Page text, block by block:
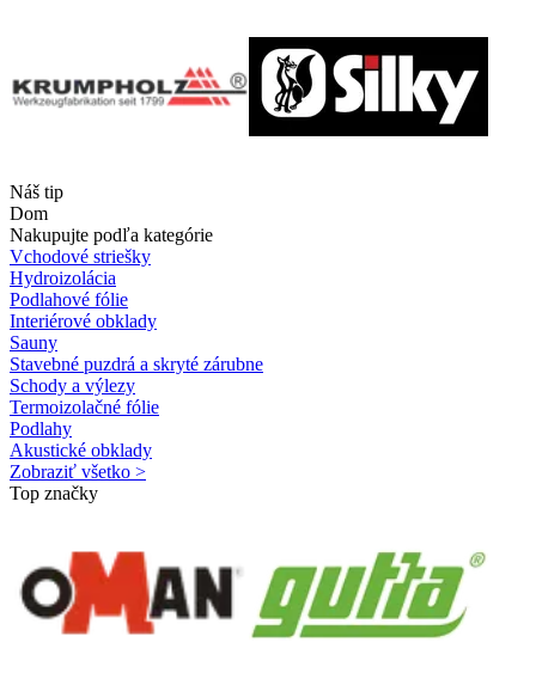
Náš tip
Dom
Nakupujte podľa kategórie
Vchodové striešky
Hydroizolácia
Podlahové fólie
Interiérové obklady
Sauny
Stavebné puzdrá a skryté zárubne
Schody a výlezy
Termoizolačné fólie
Podlahy
Akustické obklady
Zobraziť všetko >
Top značky